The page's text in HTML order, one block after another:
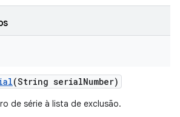
(String serialNumber)
de série à lista de exclusão.